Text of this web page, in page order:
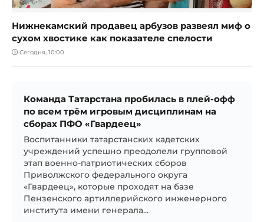
Нижнекамский продавец арбузов развеял миф о
сухом хвостике как показателе спелости
Сегодня, 10:00
Команда Татарстана пробилась в плей-офф
по всем трём игровым дисциплинам на
сборах ПФО «Гвардеец»
Воспитанники татарстанских кадетских
учреждений успешно преодолели групповой
этап военно-патриотических сборов
Приволжского федерального округа
«Гвардеец», которые проходят на базе
Пензенского артиллерийского инженерного
института имени генерала...